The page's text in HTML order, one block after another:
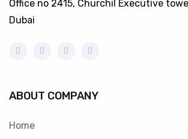
Office no 2415, Churchil Executive
Dubai
ABOUT COMPANY
Home